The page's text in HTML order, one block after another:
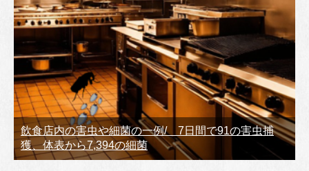
飲食店内の害虫や細菌の一例/ 7日間で91の害虫捕
獲、体表から7,394の細菌